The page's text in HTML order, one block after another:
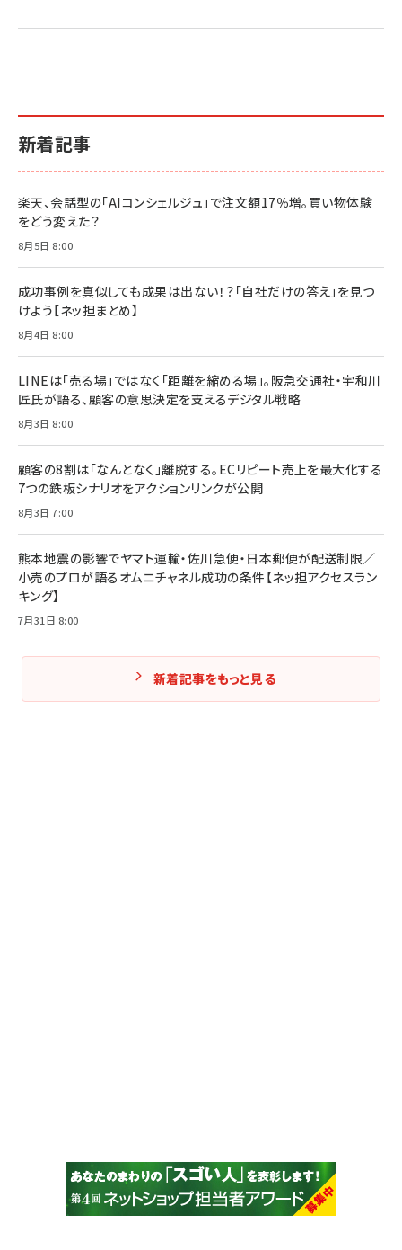
2億円を売り上げたプロが教える note×AI 最強の
小さな会社は戦略が9割
￥1,815
る時代の成長戦略
￥2,420
￥2,200
anan(アンアン)2026/07/01号 No.2501[魅せる
anan(アンアン)2026/06/24号 No.2500増刊
anan(アンアン)2026/07/08号 No.2502[2026
ママ投資家が育休中に１億貯めた株式投資
￥1,870
組織の成果を最大化する ルールのデザイン
￥1,980
Amazonランキングをもっと見る
ベインキャピタル 企業価値向上力の秘密
ルな本質」
￥2,750
新着記事
楽天、会話型の「AIコンシェルジュ」で注文額17％増。買い物体験
をどう変えた？
8月5日 8:00
成功事例を真似しても成果は出ない！？「自社だけの答え」を見つ
けよう【ネッ担まとめ】
8月4日 8:00
LINEは「売る場」ではなく「距離を縮める場」。阪急交通社・宇和川
匠氏が語る、顧客の意思決定を支えるデジタル戦略
8月3日 8:00
顧客の8割は「なんとなく」離脱する。ECリピート売上を最大化する
7つの鉄板シナリオをアクションリンクが公開
8月3日 7:00
熊本地震の影響でヤマト運輸・佐川急便・日本郵便が配送制限／
小売のプロが語るオムニチャネル成功の条件【ネッ担アクセスラン
キング】
7月31日 8:00
新着記事をもっと見る